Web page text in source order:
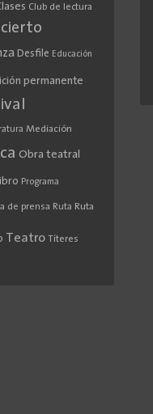
Club de lectura
Desfile Educación
permanente
Mediación
Obra teatral
Programa
de prensa Ruta Ruta
Teatro Títeres